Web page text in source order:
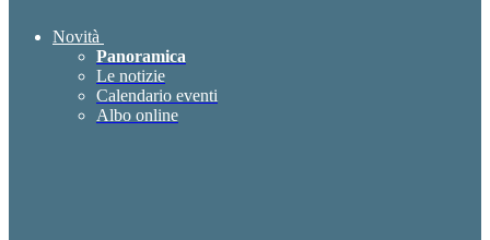
Novità
Panoramica
Le notizie
Calendario eventi
Albo online